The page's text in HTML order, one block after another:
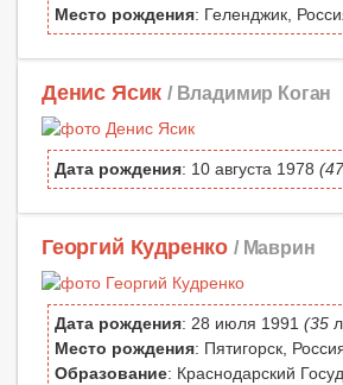
Место рождения: Геленджик,
Денис Ясик / Владимир Коган
Дата рождения: 10 августа 1978 (47
Георгий Кудренко / Маврин
Дата рождения: 28 июля 1991 (35
Место рождения: Пятигорск,
Образование: Краснодарский